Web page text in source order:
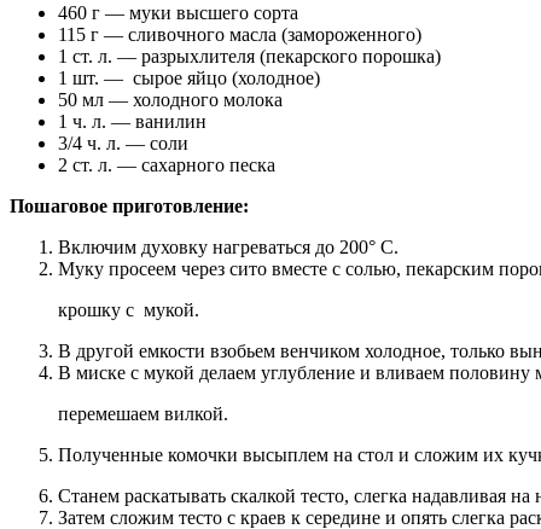
460 г — муки высшего сорта
115 г — сливочного масла (замороженного)
1 ст. л. — разрыхлителя (пекарского порошка)
1 шт. — сырое яйцо (холодное)
50 мл — холодного молока
1 ч. л. — ванилин
3/4 ч. л. — соли
2 ст. л. — сахарного песка
Пошаговое приготовление:
Включим духовку нагреваться до 200° С.
Муку просеем через сито вместе с солью, пекарским
крошку с мукой.
В другой емкости взобьем венчиком холодное, только
В миске с мукой делаем углубление и вливаем половину
перемешаем вилкой.
Полученные комочки высыплем на стол и сложим их
Станем раскатывать скалкой тесто, слегка надавливая на
Затем сложим тесто с краев к середине и опять слегка